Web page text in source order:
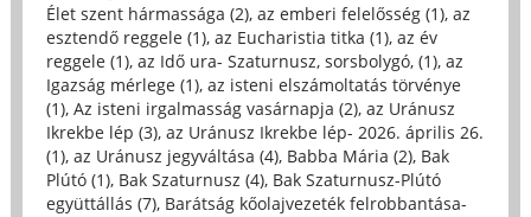
Élet szent hármassága (2), az emberi felelősség (1), az
esztendő reggele (1), az Eucharistia titka (1), az év
reggele (1), az Idő ura- Szaturnusz, sorsbolygó, (1), az
Igazság mérlege (1), az isteni elszámoltatás törvénye
(1), Az isteni irgalmasság vasárnapja (2), az Uránusz
Ikrekbe lép (3), az Uránusz Ikrekbe lép- 2026. április 26.
(1), az Uránusz jegyváltása (4), Babba Mária (2), Bak
Plútó (1), Bak Szaturnusz (4), Bak Szaturnusz-Plútó
együttállás (7), Barátság kőolajvezeték felrobbantása-